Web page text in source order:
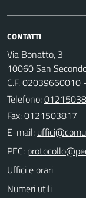
CONTATTI
Via Bonatto, 3
10060 San
C.F.
Telefono:
Fax: 0121503817
E-mail:
PEC:
Uffici e orari
Numeri utili